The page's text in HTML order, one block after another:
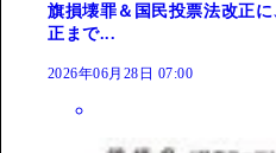
旗損壊罪＆国民投票法改正
正まで...
2026年06月28日 07:00